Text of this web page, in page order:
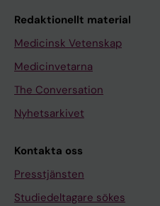
Redaktionellt material
Medicinsk Vetenskap
Medicinvetarna
The Conversation
Nyhetsarkivet
Kontakta oss
Presstjänsten
Studiedeltagare sökes